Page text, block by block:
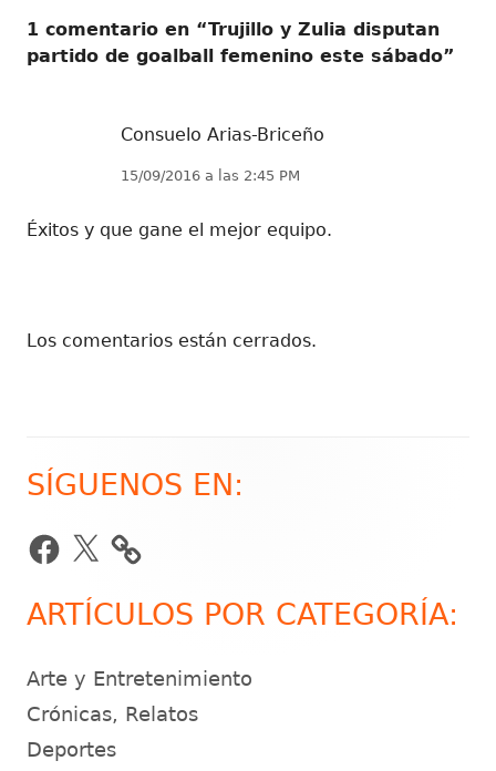
1 comentario en “Trujillo y Zulia disputan
partido de goalball femenino este sábado”
Consuelo Arias-Briceño
15/09/2016 a las 2:45 PM
Éxitos y que gane el mejor equipo.
Los comentarios están cerrados.
Barra
lateral
SÍGUENOS EN:
Facebook
X
ARTÍCULOS POR CATEGORÍA:
Arte y Entretenimiento
Crónicas, Relatos
Deportes